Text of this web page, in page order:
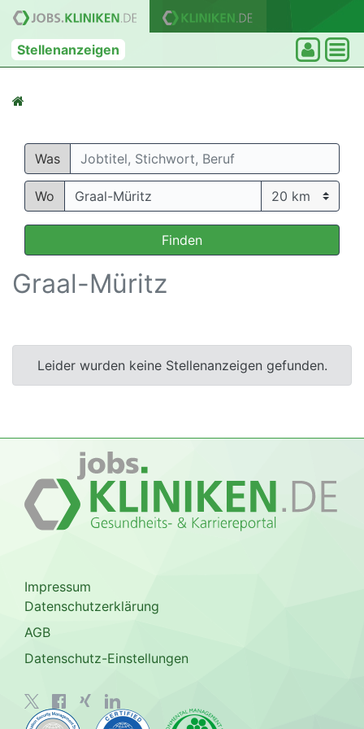
Stellenanzeigen
Was
Wo
Finden
Graal-Müritz
Leider wurden keine Stellenanzeigen gefunden.
Impressum
Datenschutzerklärung
AGB
Datenschutz-Einstellungen